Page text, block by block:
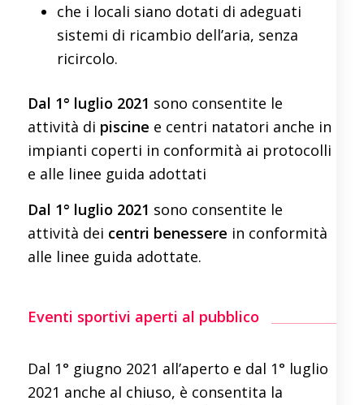
che i locali siano dotati di adeguati
sistemi di ricambio dell’aria, senza
ricircolo.
Dal 1° luglio 2021 sono consentite le
attività di piscine e centri natatori anche in
impianti coperti in conformità ai protocolli
e alle linee guida adottati
Dal 1° luglio 2021 sono consentite le
attività dei centri benessere in conformità
alle linee guida adottate.
Eventi sportivi aperti al pubblico
Dal 1° giugno 2021 all’aperto e dal 1° luglio
2021 anche al chiuso, è consentita la